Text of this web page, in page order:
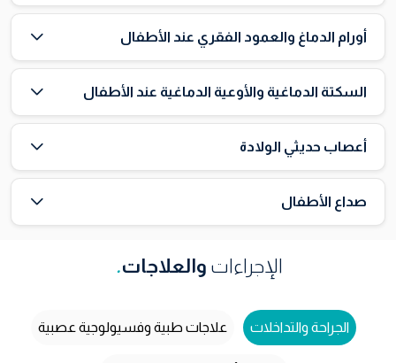
أورام الدماغ والعمود الفقري عند الأطفال
السكتة الدماغية والأوعية الدماغية عند الأطفال
أعصاب حديثي الولادة
صداع الأطفال
الإجراءات والعلاجات.
الجراحة والتداخلات علاجات طبية وفسيولوجية عصبية